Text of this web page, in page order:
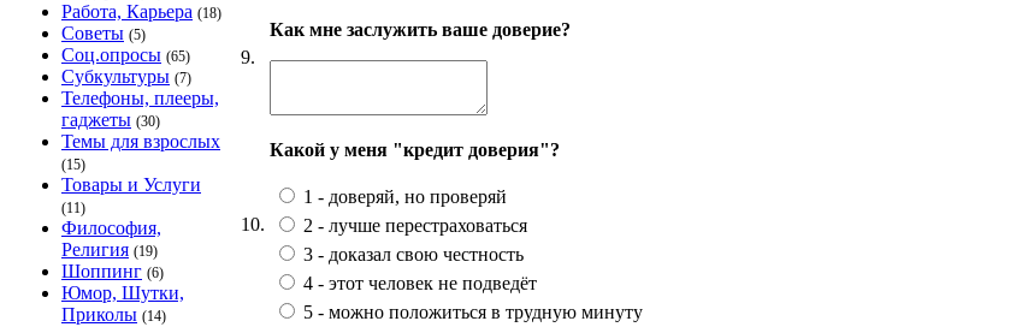
Работа, Карьера (18)
Советы (5)
Соц.опросы (65)
Субкультуры (7)
Телефоны, плееры,
гаджеты (30)
Темы для взрослых
(15)
Товары и Услуги
(11)
Философия,
Религия (19)
Шоппинг (6)
Юмор, Шутки,
Приколы (14)
9.
Как мне заслужить ваше доверие?
10.
Какой у меня "кредит доверия"?
1 - доверяй, но проверяй
2 - лучше перестраховаться
3 - доказал свою честность
4 - этот человек не подведёт
5 - можно положиться в трудную минуту